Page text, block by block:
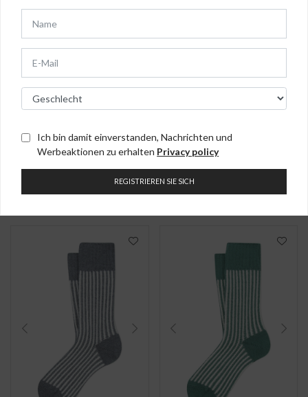
Kisasa Kurze
Baumwollesocke
30.00 €
21.00
Kurze Baumwolle-
Wabenstrick
Iowa Wollsocken
Kurze Wollsocken
mit Streifen
Ich bin damit einverstanden, Nachrichten und
Werbeaktionen zu erhalten Privacy policy
REGISTRIEREN SIE SICH